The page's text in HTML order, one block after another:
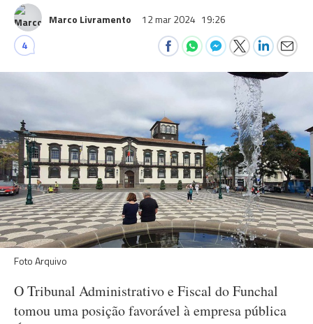
Marco Livramento 12 mar 2024 19:26
4
Foto Arquivo
O Tribunal Administrativo e Fiscal do Funchal
tomou uma posição favorável à empresa pública